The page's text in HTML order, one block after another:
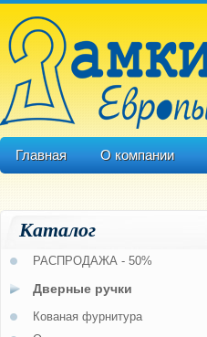
Главная О компании
Каталог
РАСПРОДАЖА - 50%
Дверные ручки
Кованая фурнитура